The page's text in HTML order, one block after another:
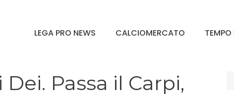
LEGA PRO NEWS CALCIOMERCATO TEMPO
Passa il Carpi,